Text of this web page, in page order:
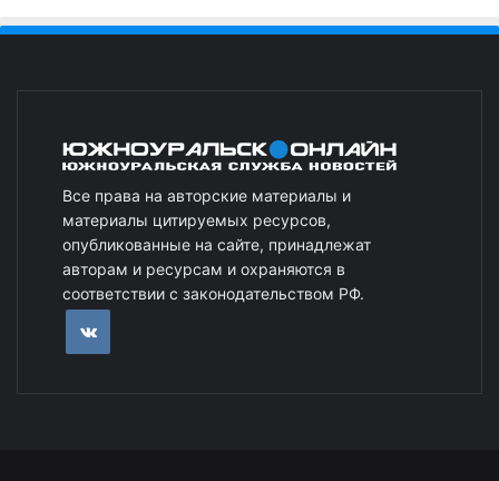
Все права на авторские материалы и
материалы цитируемых ресурсов,
опубликованные на сайте, принадлежат
авторам и ресурсам и охраняются в
соответствии с законодательством РФ.